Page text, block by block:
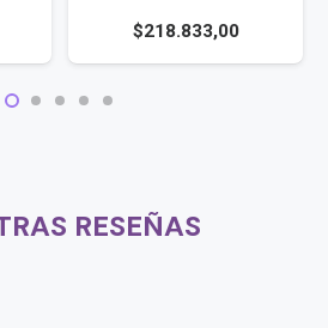
$218.833,00
RESEÑAS